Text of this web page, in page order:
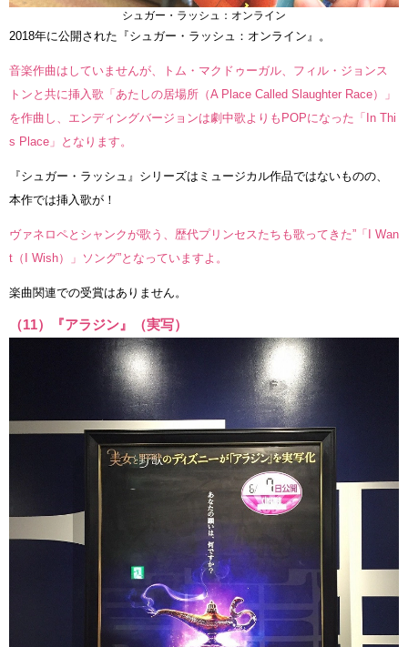
シュガー・ラッシュ：オンライン
2018年に公開された『シュガー・ラッシュ：オンライン』。
音楽作曲はしていませんが、トム・マクドゥーガル、フィル・ジョンス
トンと共に挿入歌「あたしの居場所（A Place Called Slaughter Race）」
を作曲し、エンディングバージョンは劇中歌よりもPOPになった「In Thi
s Place」となります。
『シュガー・ラッシュ』シリーズはミュージカル作品ではないものの、
本作では挿入歌が！
ヴァネロペとシャンクが歌う、歴代プリンセスたちも歌ってきた”「I Wan
t（I Wish）」ソング”となっていますよ。
楽曲関連での受賞はありません。
（11）『アラジン』（実写）